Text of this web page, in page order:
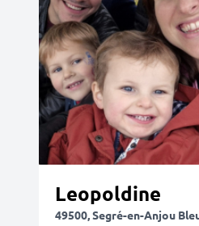
Leopoldine
49500, Segré-en-Anjou